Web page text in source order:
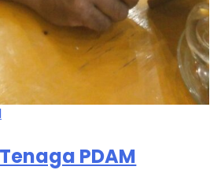
PDAM